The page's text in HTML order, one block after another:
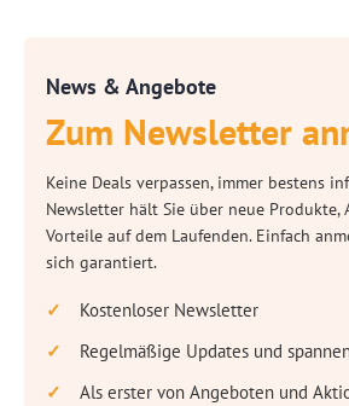
News & Angebote
Zum Newsletter
Keine Deals verpassen, immer bestens
Newsletter hält Sie über neue Produkte,
Vorteile auf dem Laufenden. Einfach
sich garantiert.
Kostenloser Newsletter
Regelmäßige Updates und
Als erster von Angeboten und